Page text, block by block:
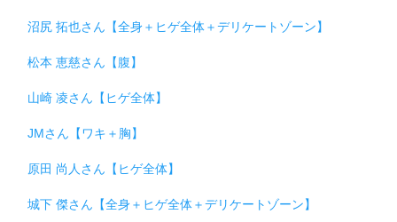
沼尻 拓也さん【全身＋ヒゲ全体＋デリケートゾーン】
松本 恵慈さん【腹】
山崎 凌さん【ヒゲ全体】
JMさん【ワキ＋胸】
原田 尚人さん【ヒゲ全体】
城下 傑さん【全身＋ヒゲ全体＋デリケートゾーン】